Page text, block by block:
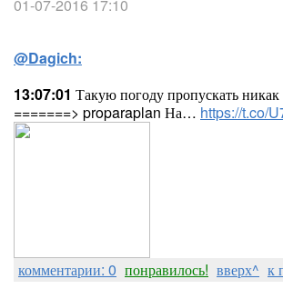
01-07-2016 17:10
@Dagich:
13:07:01 Такую погоду пропускать никак
=======> proparaplan На… https://t.co/
комментарии: 0 понравилось! вверх^ к